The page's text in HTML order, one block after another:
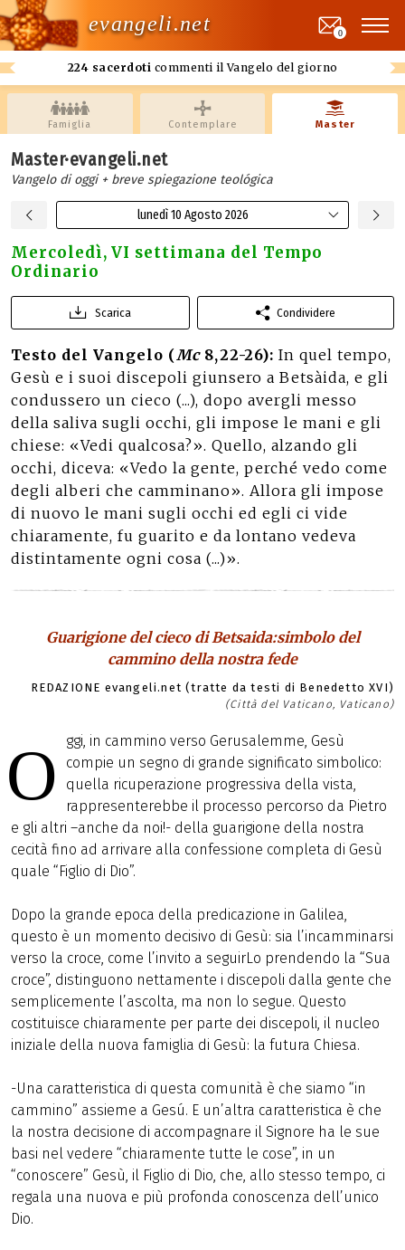
evangeli.net
224 sacerdoti commenti il Vangelo del giorno
0
Famiglia Contemplare Master
Master·evangeli.net
Vangelo di oggi + breve spiegazione teológica
lunedì 10 Agosto 2026
Mercoledì, VI settimana del Tempo
Ordinario
Scarica Condividere
Testo del Vangelo (Mc8,22-26): In quel tempo,
Gesù e i suoi discepoli giunsero a Betsàida, e gli
condussero un cieco (...), dopo avergli messo
della saliva sugli occhi, gli impose le mani e gli
chiese: «Vedi qualcosa?». Quello, alzando gli
occhi, diceva: «Vedo la gente, perché vedo come
degli alberi che camminano». Allora gli impose
di nuovo le mani sugli occhi ed egli ci vide
chiaramente, fu guarito e da lontano vedeva
distintamente ogni cosa (...)».
Guarigione del cieco di Betsaida:simbolo del
cammino della nostra fede
REDAZIONE evangeli.net (tratte da testi di Benedetto XVI)
(Città del Vaticano, Vaticano)
O
ggi, in cammino verso Gerusalemme, Gesù
compie un segno di grande significato simbolico:
quella ricuperazione progressiva della vista,
rappresenterebbe il processo percorso da Pietro
e gli altri –anche da noi!- della guarigione della nostra
cecità fino ad arrivare alla confessione completa di Gesù
quale “Figlio di Dio”.
Dopo la grande epoca della predicazione in Galilea,
questo è un momento decisivo di Gesù: sia l’incamminarsi
verso la croce, come l’invito a seguirLo prendendo la “Sua
croce”, distinguono nettamente i discepoli dalla gente che
semplicemente l’ascolta, ma non lo segue. Questo
costituisce chiaramente per parte dei discepoli, il nucleo
iniziale della nuova famiglia di Gesù: la futura Chiesa.
-Una caratteristica di questa comunità è che siamo “in
cammino” assieme a Gesú. E un’altra caratteristica è che
la nostra decisione di accompagnare il Signore ha le sue
basi nel vedere “chiaramente tutte le cose”, in un
“conoscere” Gesù, il Figlio di Dio, che, allo stesso tempo, ci
regala una nuova e più profonda conoscenza dell’unico
Dio.